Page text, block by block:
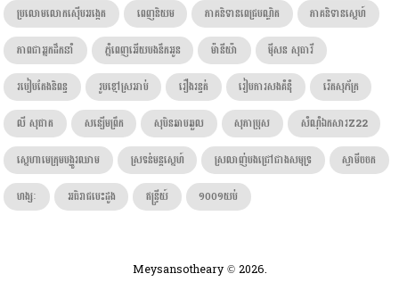
ប្រលោមលោកស៊ើបអង្កេត
ពេញនិយម ភាគនិទានពេជ្របណ្ឌិត
ភាគនិទានស្នេហ៍
ភាពជាអ្នកដឹកនាំ
ភ្នំពេញអើយបងនឹកអូន ម៉ានីយ៉ា
ម៉ីសន សុធារី
របៀបតែងនិពន្ធ
រូបខ្មៅស្រអាប់ រឿងរន្ធត់ រៀបការសងគំនុំ
រ៉េតសុភ័ក្រ
លី សុផាត
សន្សើមព្រឹក សុបិនឆាបឆួល សុភាប្រុស
សំណុំឯកសារZ22
ស្នេហាមេក្រុមបង្ហូរឈាម
ស្រទន់មន្តស្នេហ៍ ស្រលាញ់បងជ្រៅជាងសមុទ្រ
ស្វាមីចចក
ហង្សៈ​
អធិរាជបេះដូង ឥន្រ្ទីយ៍ ១០០១យប់
Meysansotheary © 2026.